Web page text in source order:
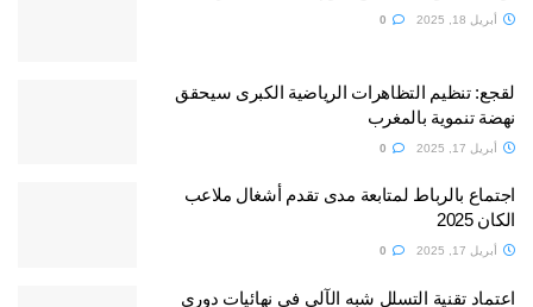
أبريل 18, 2025
لقجع: تنظيم التظاهرات الرياضية الكبرى سيحقق
نهضة تنموية بالمغرب
أبريل 17, 2025
اجتماع بالرباط لمتابعة مدى تقدم أشغال ملاعب
الكان 2025
أبريل 17, 2025
اعتماد تقنية التسلل شبه الآلي في نهائيات دوري